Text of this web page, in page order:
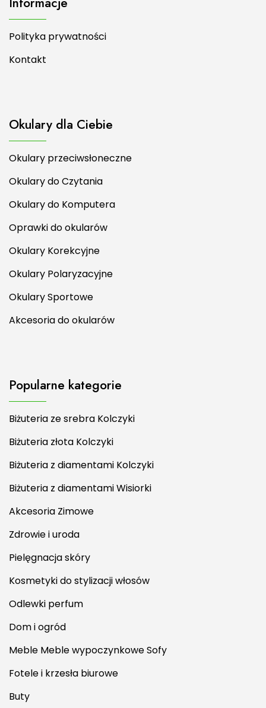
Polityka prywatności
Kontakt
Okulary dla Ciebie
Okulary przeciwsłoneczne
Okulary do Czytania
Okulary do Komputera
Oprawki do okularów
Okulary Korekcyjne
Okulary Polaryzacyjne
Okulary Sportowe
Akcesoria do okularów
Popularne kategorie
Biżuteria ze srebra Kolczyki
Biżuteria złota Kolczyki
Biżuteria z diamentami Kolczyki
Biżuteria z diamentami Wisiorki
Akcesoria Zimowe
Zdrowie i uroda
Pielęgnacja skóry
Kosmetyki do stylizacji włosów
Odlewki perfum
Dom i ogród
Meble Meble wypoczynkowe Sofy
Fotele i krzesła biurowe
Buty